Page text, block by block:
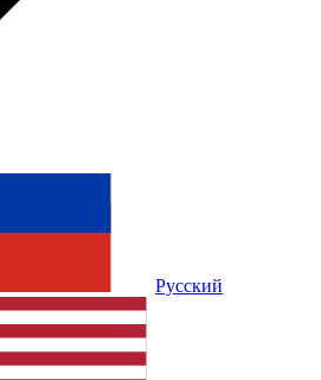
Русский